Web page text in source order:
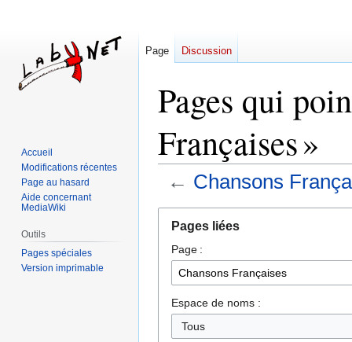
Pages qui
Françaises »
← Chansons
navigation
recherche
Pages liées
Page :
Espace de noms :
Tous
Page Discussion
Accueil
Modifications récentes
Page au hasard
Aide concernant
MediaWiki
Outils
Pages spéciales
Version imprimable